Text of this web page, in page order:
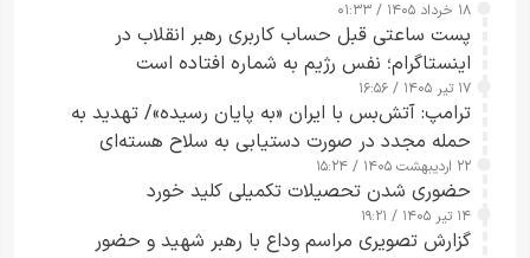
۱۸ خرداد ۱۴۰۵ / ۰۱:۳۳
پست ساعتی قبل حساب کاربری رهبر انقلاب در
اینستاگرام؛ نفس رژیم به شماره افتاده است​
۱۷ تیر ۱۴۰۵ / ۱۶:۵۶
ترامپ: آتش‌بس با ایران «به پایان رسیده»/ تهدید به
حمله مجدد در صورت دستیابی به سلاح هسته‌ای
۲۲ اردیبهشت ۱۴۰۵ / ۱۵:۲۴
حضوری شدن تحصیلات تکمیلی کلید خورد
۱۴ تیر ۱۴۰۵ / ۱۹:۲۱
گزارش تصویری مراسم وداع با رهبر شهید و حضور